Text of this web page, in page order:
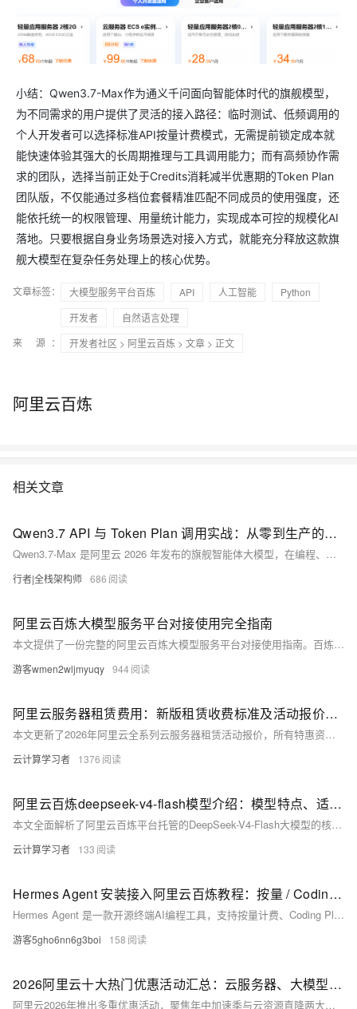
小结：Qwen3.7-Max作为通义千问面向智能体时代的旗舰模型，
为不同需求的用户提供了灵活的接入路径：临时测试、低频调用的
个人开发者可以选择标准API按量计费模式，无需提前锁定成本就
能快速体验其强大的长周期推理与工具调用能力；而有高频协作需
求的团队，选择当前正处于Credits消耗减半优惠期的Token Plan
团队版，不仅能通过多档位套餐精准匹配不同成员的使用强度，还
能依托统一的权限管理、用量统计能力，实现成本可控的规模化AI
落地。只要根据自身业务场景选对接入方式，就能充分释放这款旗
舰大模型在复杂任务处理上的核心优势。
文章标签： 大模型服务平台百炼 API 人工智能
Python
开发者
自然语言处理
来 源：
开发者社区 > 阿里云百炼 > 文章 > 正文
阿里云百炼
相关文章
Qwen3.7 API 与 Token Plan 调用实战：从零到生产的完整指南
Qwen3.7-Max 是阿里云 2026 年发布的旗舰智能体大模型，在编程、推理等能力上行业领先。本文从实际项目需求出发，详细演示百炼平台注册、API Key 管理、Qwen3.7-Max/Plus 模型调用、Token Plan 订阅配置的完整流程，并提供 Python 和 Java 两种语言的代码示例、成本对比分析和生产环境避坑指南。
行者|全栈架构师 686
阿里云百炼大模型服务平台对接使用完全指南
本文提供了一份完整的阿里云百炼大模型服务平台对接使用指南。百炼是阿里云面向企业与开发者的一站式AI服务底座，整合通义千问全系列及DeepSeek、Kimi等第三方优质模型。文章从账号注册实名认证、开通百炼服务、创建与管理API Key等前置步骤讲起，详细介绍了通过API调用、Token Plan团队版订阅、Coding Plan三种方式接入模型的完整流程，并给出了Python与HTTP两种调用方式的代码示例。在应用构建层面，深入解析了智能体（Agent）、工作流（Workflow）、高代码应用三种开发模式，以及知识库（RAG）的创建、文档导入与检索增强生成实践。同时涵盖了MCP协议工具接入、模
游客wmen2wljmyuqy 944
阿里云服务器租赁费用：新版租赁收费标准及活动报价参考
本文更新了2026年阿里云全系列云服务器租赁活动报价，所有特惠资源均可前往阿里云活动中心选购，整体覆盖从个人入门到企业级高性能场景的全梯度需求。其中轻量应用服务器主打极致性价比，2核2G峰值200M带宽配置每日10点、15点限时抢购价仅38元/年，2核4G配置379元/年起；高性价比的经济型e实例、通用算力型u2i实例覆盖2核4G至4核32G全档位，适配开发测试与中小型企业业务；搭载英特尔至强6处理器的第九代c9i企业级实例算力较上代提升20%，支撑高并发生产环境，不同实例规格价差清晰，用户可根据自身业务负载与预算灵活选型。
云计算学习者 1376
阿里云百炼deepseek-v4-flash模型介绍：模型特点、适用场景、最新优惠及部署流程参考
本文全面解析了阿里云百炼平台托管的DeepSeek-V4-Flash大模型的核心参数与使用指南。这款总参284B、激活13B的轻量化MoE模型，原生支持百万级超长上下文，最大输出长度可达39万+Tokens，推理速度快、调用成本低，适配日常对话、批量文案处理、基础RAG等高并发普惠场景。文章同步梳理了北京、新加坡、法兰克福等全球5大部署节点的能力支持情况、分区域计费标准与限流规则，同时标注了预览版与2026年7月31日正式稳定版的版本差异，帮助开发者快速完成选型与API集成。
云计算学习者 133
Hermes Agent 安装接入阿里云百炼教程：按量 / Coding Plan/Token Plan 三种配置方案
Hermes Agent 是一款开源终端AI编程工具，支持按量计费、Coding Plan 或 Token Plan 团队版三种方式接入阿里云百炼大模型，具备自主规划、多工具调用与持续进化能力，开箱即用。阿里云Hermes官方部署教程：https://t.aliyun.com/U/EfvSK0
游客5gho6nn6g3boi 158
2026阿里云十大热门优惠活动汇总：云服务器、大模型、组合购等活动详细解析
阿里云2026年推出多重优惠活动，聚焦年中加速季与云资源直降两大核心。年中加速季提供分层算力方案：个人开发者享轻量服务器2核2G仅68元/年、ECS e实例99元/年；AI创造者获轻量服务器2核4G低至29元/月；OPC创业者可选四档全链路套餐（如AI应用版含服务器+Token Plan）；企业用户配备高性能实例如u2i（206元/月）、A10 GPU实例（3233元/月）；学生认证领300元券及专属算力包。云资源直降活动每日10点/15点限时抢购，新客专享轻量服务器2核2G低至38元/年，并推出ECS 99套餐（含服务器+存储+证书）及u2i高性价比组合。